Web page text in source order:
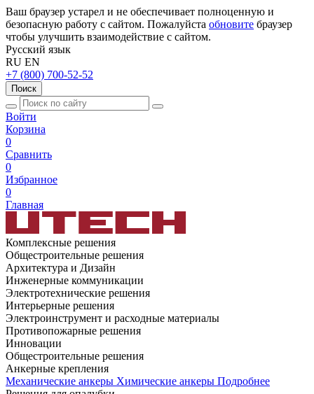
Ваш браузер устарел и не обеспечивает полноценную и
безопасную работу с сайтом. Пожалуйста обновите браузер
чтобы улучшить взаимодействие с сайтом.
Русский язык
RU EN
+7 (800) 700-52-52
Поиск
Войти
Корзина
0
Сравнить
0
Избранное
0
Главная
Комплексные решения
Общестроительные решения
Архитектура и Дизайн
Инженерные коммуникации
Электротехнические решения
Интерьерные решения
Электроинструмент и расходные материалы
Противопожарные решения
Инновации
Общестроительные решения
Анкерные крепления
Механические анкеры Химические анкеры Подробнее